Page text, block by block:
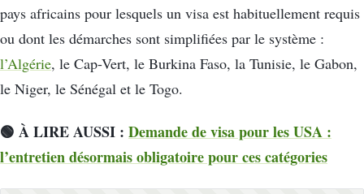
pays africains pour lesquels un visa est habituellement requis
ou dont les démarches sont simplifiées par le système :
l’Algérie, le Cap-Vert, le Burkina Faso, la Tunisie, le Gabon,
le Niger, le Sénégal et le Togo.
🟢 À LIRE AUSSI : Demande de visa pour les USA :
l’entretien désormais obligatoire pour ces catégories